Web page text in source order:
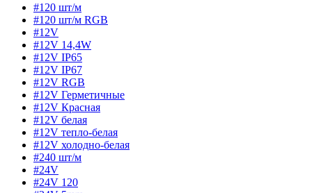
#120 шт/м
#120 шт/м RGB
#12V
#12V 14,4W
#12V IP65
#12V IP67
#12V RGB
#12V Герметичные
#12V Красная
#12V белая
#12V тепло-белая
#12V холодно-белая
#240 шт/м
#24V
#24V 120